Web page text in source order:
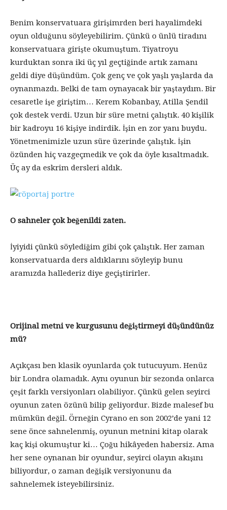
Benim konservatuara girişimrden beri hayalimdeki
oyun olduğunu söyleyebilirim. Çünkü o ünlü tiradını
konservatuara girişte okumuştum. Tiyatroyu
kurduktan sonra iki üç yıl geçtiğinde artık zamanı
geldi diye düşündüm. Çok genç ve çok yaşlı yaşlarda da
oynanmazdı. Belki de tam oynayacak bir yaştaydım. Bir
cesaretle işe giriştim… Kerem Kobanbay, Atilla Şendil
çok destek verdi. Uzun bir süre metni çalıştık. 40 kişilik
bir kadroyu 16 kişiye indirdik. İşin en zor yanı buydu.
Yönetmenimizle uzun süre üzerinde çalıştık. İşin
özünden hiç vazgeçmedik ve çok da öyle kısaltmadık.
Üç ay da eskrim dersleri aldık.
O sahneler çok beğenildi zaten.
İyiyidi çünkü söylediğim gibi çok çalıştık. Her zaman
konservatuarda ders aldıklarını söyleyip bunu
aramızda hallederiz diye geçiştirirler.
Orijinal metni ve kurgusunu değiştirmeyi düşündünüz
mü?
Açıkçası ben klasik oyunlarda çok tutucuyum. Henüz
bir Londra olamadık. Aynı oyunun bir sezonda onlarca
çeşit farklı versiyonları olabiliyor. Çünkü gelen seyirci
oyunun zaten özünü bilip geliyordur. Bizde malesef bu
mümkün değil. Örneğin Cyrano en son 2002’de yani 12
sene önce sahnelenmiş, oyunun metnini kitap olarak
kaç kişi okumuştur ki… Çoğu hikâyeden habersiz. Ama
her sene oynanan bir oyundur, seyirci olayın akışını
biliyordur, o zaman değişik versiyonunu da
sahnelemek isteyebilirsiniz.